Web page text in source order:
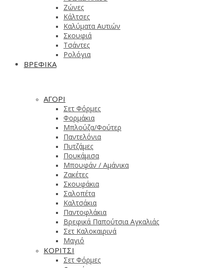
Ζώνες
Κάλτσες
Καλύματα Αυτιών
Σκουφιά
Τσάντες
Ρολόγια
ΒΡΕΦΙΚΑ
ΑΓΟΡΙ
Σετ Φόρμες
Φορμάκια
Μπλούζα/Φούτερ
Παντελόνια
Πυτζάμες
Πουκάμισα
Μπουφάν / Αμάνικα
Ζακέτες
Σκουφάκια
Σαλοπέτα
Καλτσάκια
Παντοφλάκια
Βρεφικά Παπούτσια Αγκαλιάς
Σετ Καλοκαιρινά
Μαγιό
ΚΟΡΙΤΣΙ
Σετ Φόρμες